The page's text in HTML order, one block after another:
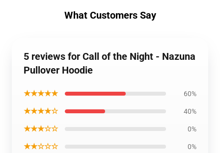
What Customers Say
5 reviews for Call of the Night - Nazuna
Pullover Hoodie
★★★★★ 60%
★★★★☆ 40%
★★★☆☆ 0%
★★☆☆☆ 0%